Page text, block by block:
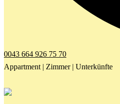
0043 664 926 75 70
Appartment | Zimmer | Unterkünfte